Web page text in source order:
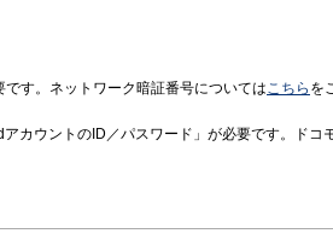
す。ネットワーク暗証番号についてはこちら を
カウントのID／パスワード」が必要です。ドコ